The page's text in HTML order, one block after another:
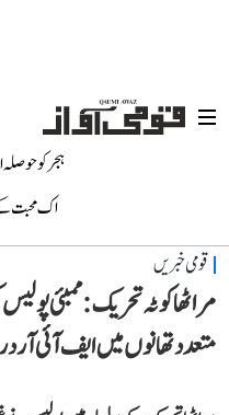
ہجر کو
اک محبت
قومی خبریں
مراٹھا کوٹہ تحریک: ممبئی
متعدد تھانوں میں ایف آئی آر